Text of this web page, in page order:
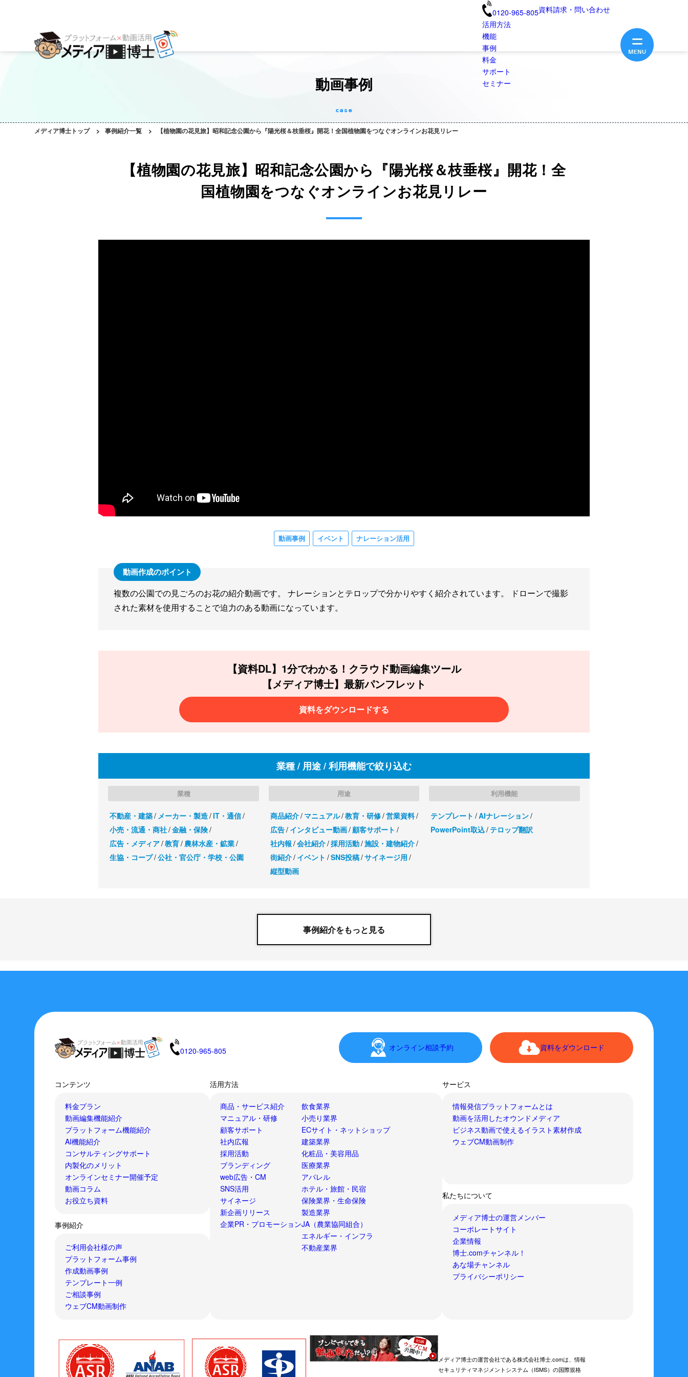
0120-965-805資料請求・問い合わせ
活用方法
機能
事例
料金
サポート
セミナー
動画事例
case
メディア博士トップ > 事例紹介一覧 > 【植物園の花見旅】昭和記念公園から『陽光桜＆枝垂桜』開花！全国植物園をつなぐオンラインお花見リレー
【植物園の花見旅】昭和記念公園から『陽光桜＆枝垂桜』開花！全
国植物園をつなぐオンラインお花見リレー
動画事例 イベント ナレーション活用
複数の公園での見ごろのお花の紹介動画です。 ナレーションとテロップで分かりやすく紹介されています。 ドローンで撮影
された素材を使用することで迫力のある動画になっています。
【資料DL】1分でわかる！クラウド動画編集ツール
【メディア博士】最新パンフレット
資料をダウンロードする
業種 / 用途 / 利用機能で絞り込む
業種
不動産・建築 メーカー・製造 IT・通信
小売・流通・商社 金融・保険
広告・メディア 教育 農林水産・鉱業
生協・コープ 公社・官公庁・学校・公園
用途
商品紹介 マニュアル 教育・研修 営業資料
広告 インタビュー動画 顧客サポート
社内報 会社紹介 採用活動 施設・建物紹介
街紹介 イベント SNS投稿 サイネージ用
縦型動画
利用機能
テンプレート
AIナレーション
PowerPoint取込 テロップ翻訳
事例紹介をもっと見る
0120-965-805 オンライン相談予約 資料をダウンロード
コンテンツ
料金プラン
動画編集機能紹介
プラットフォーム機能紹介
AI機能紹介
コンサルティングサポート
内製化のメリット
オンラインセミナー開催予定
動画コラム
お役立ち資料
事例紹介
ご利用会社様の声
プラットフォーム事例
作成動画事例
テンプレート一例
ご相談事例
ウェブCM動画制作
活用方法
商品・サービス紹介
マニュアル・研修
顧客サポート
社内広報
採用活動
ブランディング
web広告・CM
SNS活用
サイネージ
新企画リリース
企業PR・プロモーション
飲食業界
小売り業界
ECサイト・ネットショップ
建築業界
化粧品・美容用品
医療業界
アパレル
ホテル・旅館・民宿
保険業界・生命保険
製造業界
JA（農業協同組合）
エネルギー・インフラ
不動産業界
サービス
情報発信プラットフォームとは
動画を活用したオウンドメディア
ビジネス動画で使えるイラスト素材作成
ウェブCM動画制作
私たちについて
メディア博士の運営メンバー
コーポレートサイト
企業情報
博士.comチャンネル！
あな場チャンネル
プライバシーポリシー
メディア博士の運営会社である株式会社博士.comは、情報
セキュリティマネジメントシステム（ISMS）の国際規格